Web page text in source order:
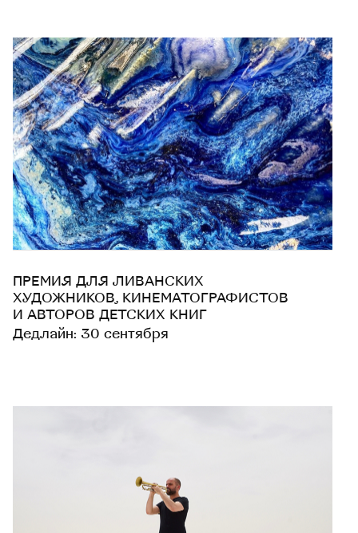
ПРЕМИЯ ДЛЯ ЛИВАНСКИХ
ХУДОЖНИКОВ, КИНЕМАТОГРАФИСТОВ
И АВТОРОВ ДЕТСКИХ КНИГ
Дедлайн: 30 сентября